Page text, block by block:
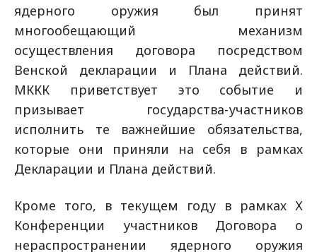
ядерного оружия был принят
многообещающий механизм
осуществления договора посредством
Венской декларации и Плана действий.
МККК приветствует это событие и
призывает государства-участников
исполнить те важнейшие обязательства,
которые они приняли на себя в рамках
Декларации и Плана действий.
Кроме того, в текущем году в рамках Х
Конференции участников Договора о
нераспространении ядерного оружия